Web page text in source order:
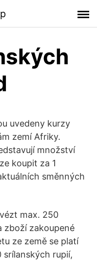
uvedeny kurzy
zemí Afriky.
množství
koupit za 1
směnných
max. 250
zboží zakoupené
ze země se platí
rupií,